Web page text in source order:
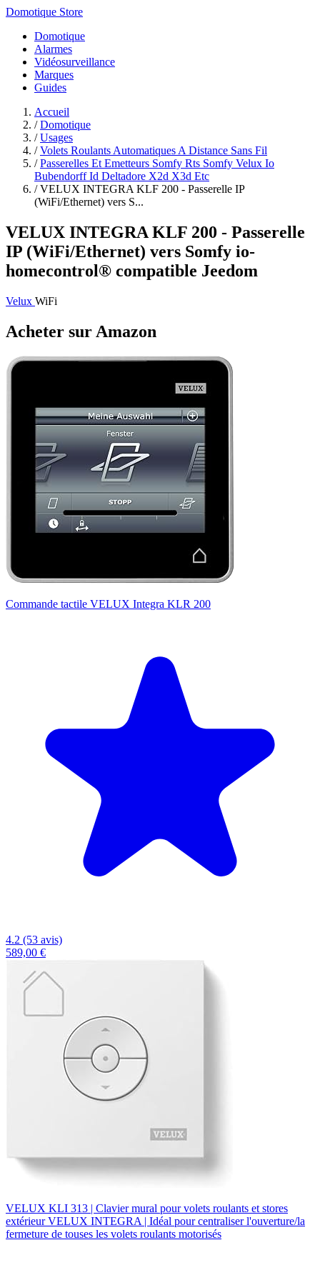
Domotique Store
Domotique
Alarmes
Vidéosurveillance
Marques
Guides
Accueil
/ Domotique
/ Usages
/ Volets Roulants Automatiques A Distance Sans Fil
/ Passerelles Et Emetteurs Somfy Rts Somfy Velux Io
Bubendorff Id Deltadore X2d X3d Etc
/ VELUX INTEGRA KLF 200 - Passerelle IP
(WiFi/Ethernet) vers S...
VELUX INTEGRA KLF 200 - Passerelle
IP (WiFi/Ethernet) vers Somfy io-
homecontrol® compatible Jeedom
Velux WiFi
Acheter sur Amazon
Commande tactile VELUX Integra KLR 200
4.2 (53 avis)
589,00 €
VELUX KLI 313 | Clavier mural pour volets roulants et stores
extérieur VELUX INTEGRA | Idéal pour centraliser l'ouverture/la
fermeture de touses les volets roulants motorisés